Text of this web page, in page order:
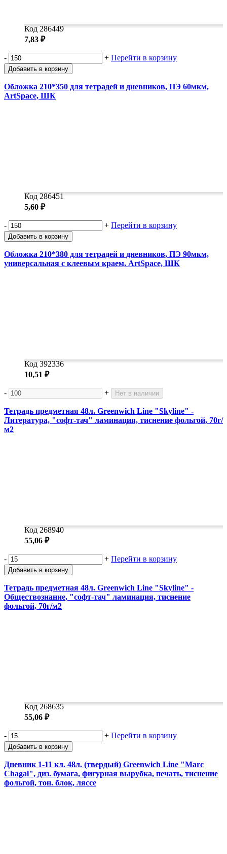
Код 286449
7,83 ₽
- + Перейти в корзину
Добавить в корзину
Обложка 210*350 для тетрадей и дневников, ПЭ 60мкм,
ArtSpace, ШК
Код 286451
5,60 ₽
- + Перейти в корзину
Добавить в корзину
Обложка 210*380 для тетрадей и дневников, ПЭ 90мкм,
универсальная с клеевым краем, ArtSpace, ШК
Код 392336
10,51 ₽
- + Нет в наличии
Тетрадь предметная 48л. Greenwich Line "Skyline" -
Литература, "софт-тач" ламинация, тиснение фольгой, 70г/
м2
Код 268940
55,06 ₽
- + Перейти в корзину
Добавить в корзину
Тетрадь предметная 48л. Greenwich Line "Skyline" -
Обществознание, "софт-тач" ламинация, тиснение
фольгой, 70г/м2
Код 268635
55,06 ₽
- + Перейти в корзину
Добавить в корзину
Дневник 1-11 кл. 48л. (твердый) Greenwich Line "Marc
Chagal", диз. бумага, фигурная вырубка, печать, тиснение
фольгой, тон. блок, ляссе